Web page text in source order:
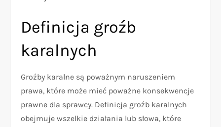
Definicja groźb
karalnych
Groźby karalne są poważnym naruszeniem
prawa, które może mieć poważne konsekwencje
prawne dla sprawcy. Definicja groźb karalnych
obejmuje wszelkie działania lub słowa, które